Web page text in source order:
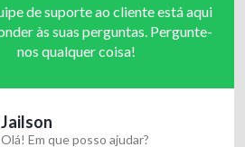
Olá! Em que posso ajudar?
Available
Olá! Em que posso ajudar?